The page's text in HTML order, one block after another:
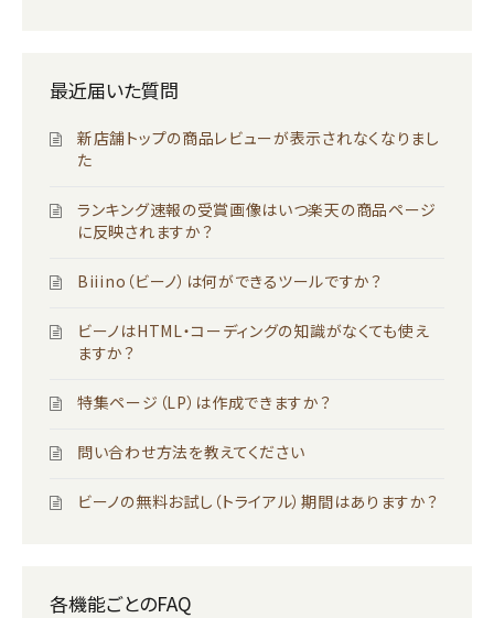
最近届いた質問
新店舗トップの商品レビューが表示されなくなりまし
た
ランキング速報の受賞画像はいつ楽天の商品ページ
に反映されますか？
Biiino（ビーノ）は何ができるツールですか？
ビーノはHTML・コーディングの知識がなくても使え
ますか？
特集ページ（LP）は作成できますか？
問い合わせ方法を教えてください
ビーノの無料お試し（トライアル）期間はありますか？
各機能ごとのFAQ